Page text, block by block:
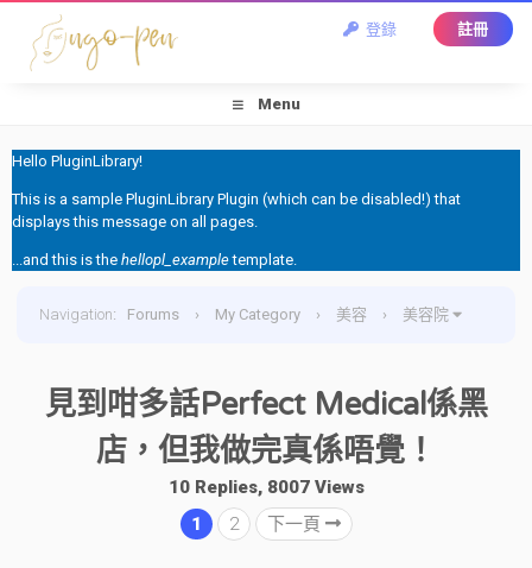
登錄 註冊
Menu
Hello PluginLibrary!
This is a sample PluginLibrary Plugin (which can be disabled!) that
displays this message on all pages.
...and this is the hellopl_exampletemplate.
Navigation: Forums › My Category › 美容 › 美容院
見到咁多話Perfect Medical係黑
店，但我做完真係唔覺！
10 Replies, 8007 Views
1
2 下一頁